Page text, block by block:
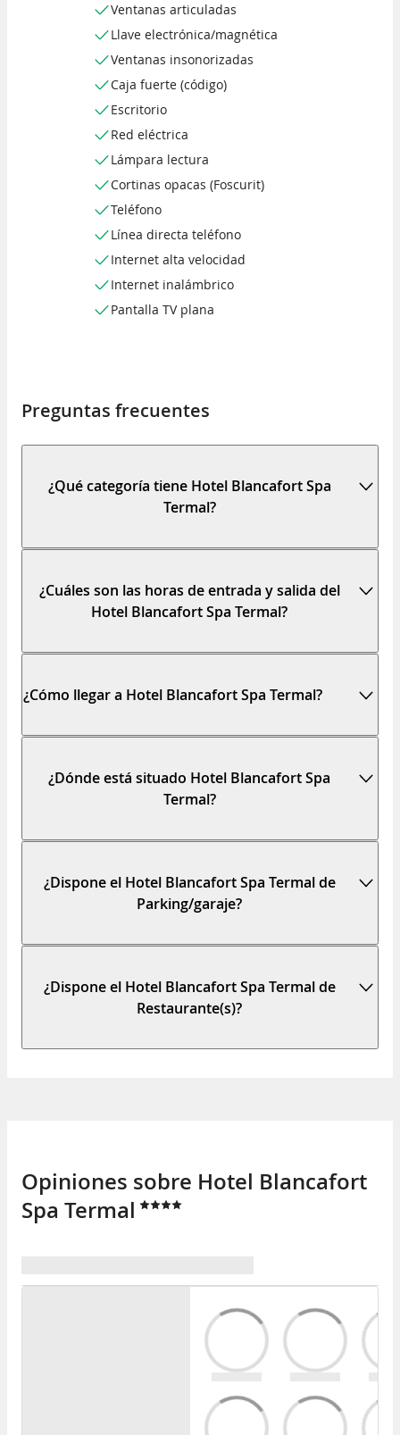
Ventanas articuladas
Llave electrónica/magnética
Ventanas insonorizadas
Caja fuerte (código)
Escritorio
Red eléctrica
Lámpara lectura
Cortinas opacas (Foscurit)
Teléfono
Línea directa teléfono
Internet alta velocidad
Internet inalámbrico
Pantalla TV plana
Preguntas frecuentes
¿Qué categoría tiene Hotel Blancafort Spa
Termal?
¿Cuáles son las horas de entrada y salida del
Hotel Blancafort Spa Termal?
¿Cómo llegar a Hotel Blancafort Spa Termal?
¿Dónde está situado Hotel Blancafort Spa
Termal?
¿Dispone el Hotel Blancafort Spa Termal de
Parking/garaje?
¿Dispone el Hotel Blancafort Spa Termal de
Restaurante(s)?
Opiniones sobre Hotel Blancafort
Spa Termal